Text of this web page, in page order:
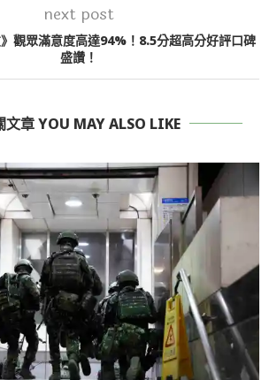
next post
》觀眾滿意度高達94%！8.5分超高分好評口碑
盛讚！
文章 YOU MAY ALSO LIKE